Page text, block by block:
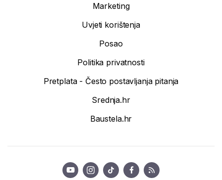
Marketing
Uvjeti korištenja
Posao
Politika privatnosti
Pretplata - Često postavljanja pitanja
Srednja.hr
Baustela.hr